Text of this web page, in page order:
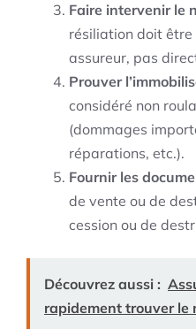
Faire intervenir le
résiliation doit
assureur, pas
Prouver
considéré non
(dommages
réparations, etc.).
Fournir les
de vente ou de
cession ou de
Découvrez aussi :
rapidement trouver le